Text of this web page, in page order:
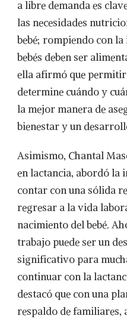
a libre demanda es
las necesidades
bebé; rompiendo con la
bebés deben ser
ella afirmó que permitir
determine cuándo y
la mejor manera de
bienestar y un
Asimismo, Chantal
en lactancia, abordó la
contar con una sólida
regresar a la vida
nacimiento del bebé.
trabajo puede ser un
significativo para
continuar con la
destacó que con una
respaldo de familiares,